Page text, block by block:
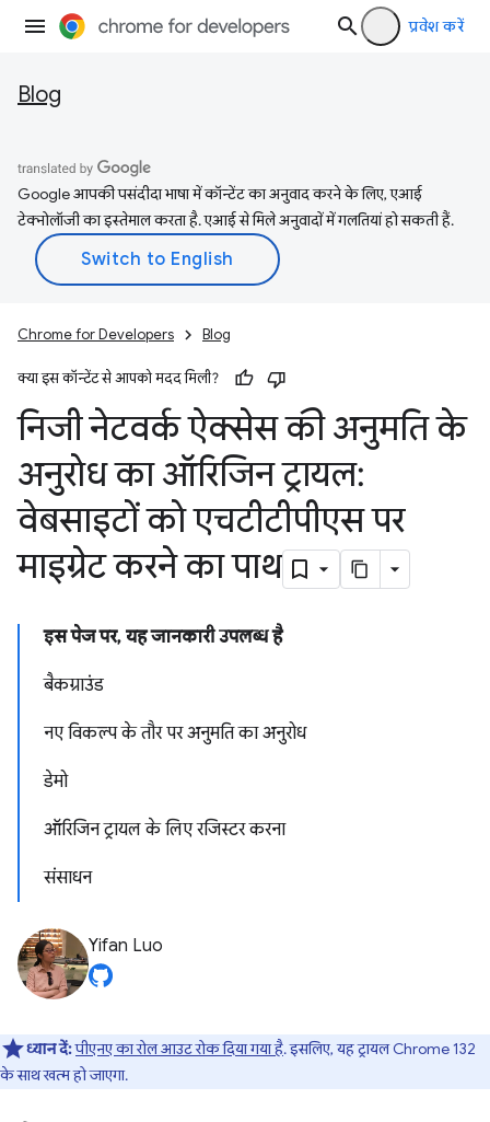
प्रवेश करें
Blog
Google आपकी पसंदीदा भाषा में कॉन्टेंट का अनुवाद करने के लिए, एआई
टेक्नोलॉजी का इस्तेमाल करता है. एआई से मिले अनुवादों में गलतियां हो सकती हैं.
Chrome for Developers Blog
क्या इस कॉन्टेंट से आपको मदद मिली?
निजी नेटवर्क ऐक्सेस की अनुमति के
अनुरोध का ऑरिजिन ट्रायल:
वेबसाइटों को एचटीटीपीएस पर
माइग्रेट करने का पाथ
इस पेज पर, यह जानकारी उपलब्ध है
बैकग्राउंड
नए विकल्प के तौर पर अनुमति का अनुरोध
डेमो
ऑरिजिन ट्रायल के लिए रजिस्टर करना
संसाधन
Yifan Luo
ध्यान दें:पीएनए का रोल आउट रोक दिया गया है. इसलिए, यह ट्रायल Chrome 132
के साथ खत्म हो जाएगा.